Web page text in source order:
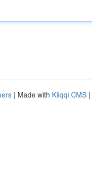
| Made with Kliqqi CMS |